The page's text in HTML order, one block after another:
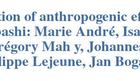
of anthropogenic
Marie André,
Mah y,
Lejeune, Jan